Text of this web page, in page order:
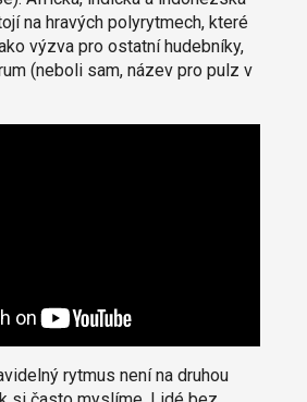
na hravých polyrytmech, které
výzva pro ostatní hudebníky,
(neboli sam, název pro pulz v
rytmus není na druhou